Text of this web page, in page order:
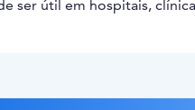
ser útil em hospitais,